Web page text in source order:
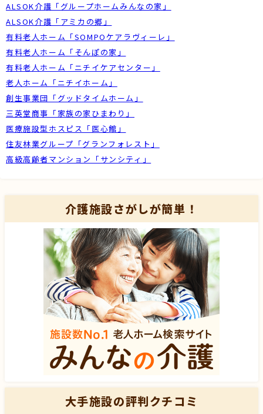
ALSOK介護「グループホームみんなの家」
ALSOK介護「アミカの郷」
有料老人ホーム「SOMPOケアラヴィーレ」
有料老人ホーム「そんぽの家」
有料老人ホーム「ニチイケアセンター」
老人ホーム「ニチイホーム」
創生事業団「グッドタイムホーム」
三英堂商事「家族の家ひまわり」
医療施設型ホスピス「医心館」
住友林業グループ「グランフォレスト」
高級高齢者マンション「サンシティ」
介護施設さがしが簡単！
大手施設の評判クチコミ